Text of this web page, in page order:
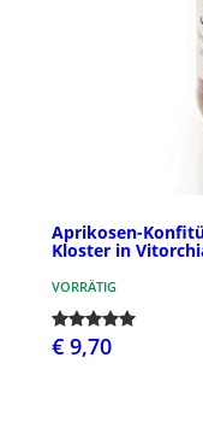
Aprikosen-
Kloster in
VORRÄTIG
€ 9,70